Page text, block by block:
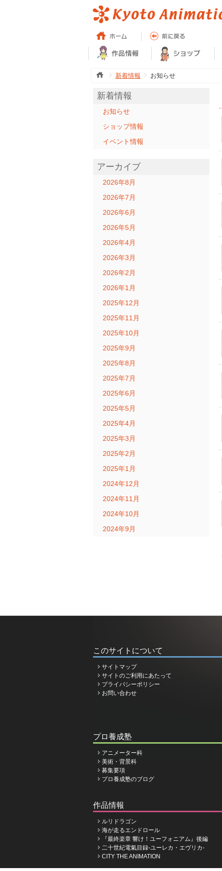
新着情報 お知らせ
新着情報
お知らせ
ショップ情報
イベント情報
アーカイブ
2026年8月
2026年7月
2026年6月
2026年5月
2026年4月
2026年3月
2026年2月
2026年1月
2025年12月
2025年11月
2025年10月
2025年9月
2025年8月
2025年7月
2025年6月
2025年5月
2025年4月
2025年3月
2025年2月
2025年1月
2024年12月
2024年11月
2024年10月
2024年9月
このサイトについて
サイトマップ
サイトのご利用にあたって
プライバシーポリシー
お問い合わせ
プロ養成塾
アニメーター科
美術・背景科
募集要項
プロ養成塾のブログ
作品情報
ルリドラゴン
海が走るエンドロール
『最終楽章 響け！ユーフォニアム』後編
二十世紀電氣目録-ユーレカ・エヴリカ-
CITY THE ANIMATION